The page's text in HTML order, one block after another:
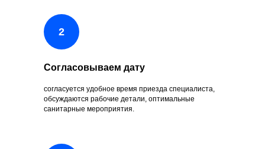
Согласовываем дату
согласуется удобное время приезда специалиста,
обсуждаются рабочие детали, оптимальные
санитарные мероприятия.